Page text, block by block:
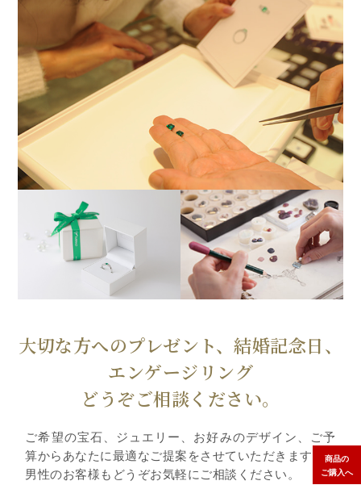
大切な方へのプレゼント、結婚記念日、
エンゲージリング
どうぞご相談ください。
ご希望の宝石、ジュエリー、お好みのデザイン、ご予
算からあなたに最適なご提案をさせていただきます。
男性のお客様もどうぞお気軽にご相談ください。
商品の
ご購入へ